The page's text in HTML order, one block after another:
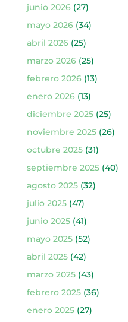
junio 2026(27)
mayo 2026(34)
abril 2026(25)
marzo 2026(25)
febrero 2026(13)
enero 2026(13)
diciembre 2025(25)
noviembre 2025(26)
octubre 2025(31)
septiembre 2025(40)
agosto 2025(32)
julio 2025(47)
junio 2025(41)
mayo 2025(52)
abril 2025(42)
marzo 2025(43)
febrero 2025(36)
enero 2025(27)